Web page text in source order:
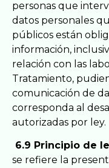
personas que
datos personales
públicos están
información,
relación con las
Tratamiento,
comunicación de
corresponda al
autorizadas por ley.
6.9 Principio de
se refiere la